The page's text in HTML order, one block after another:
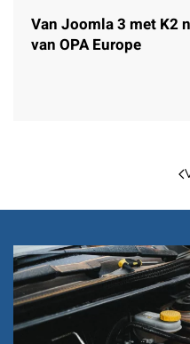
Van Joomla 3 met K2
van OPA Europe